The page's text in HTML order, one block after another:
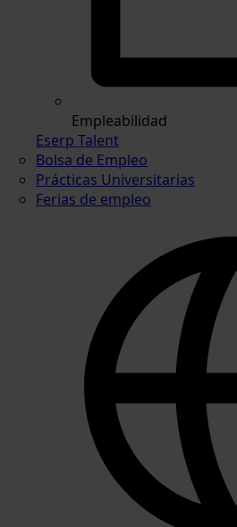
Empleabilidad
Eserp Talent
Bolsa de Empleo
Prácticas Universitarias
Ferias de empleo